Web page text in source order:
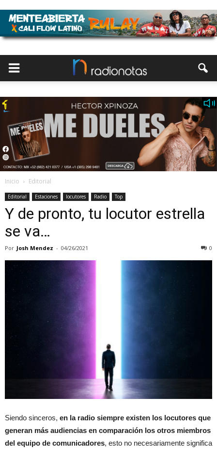
Inicio Editorial
Editorial Estaciones locutores Radio Top
Y de pronto, tu locutor estrella
se va…
Por Josh Mendez - 04/26/2021 0
Siendo sinceros, en la radio siempre existen los locutores que
generan más audiencias en comparación los otros miembros
del equipo de comunicadores, esto no necesariamente significa